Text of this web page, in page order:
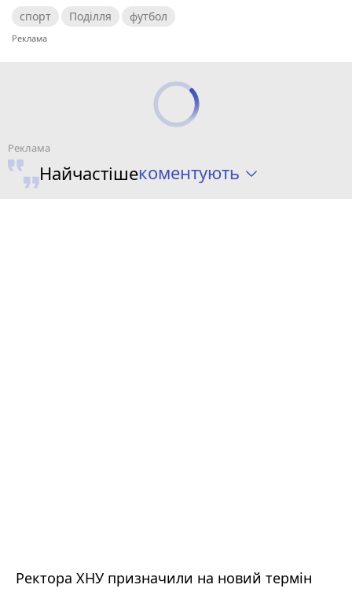
спорт Поділля футбол
Найчастішекоментують
Ректора ХНУ призначили на новий термін